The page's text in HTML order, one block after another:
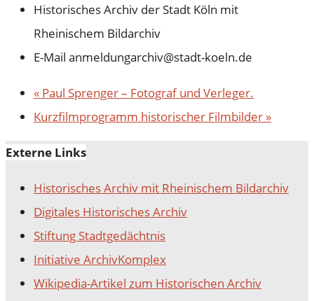
Historisches Archiv der Stadt Köln mit
Rheinischem Bildarchiv
E-Mail anmeldungarchiv@stadt-koeln.de
« Paul Sprenger – Fotograf und Verleger.
Kurzfilmprogramm historischer Filmbilder »
Externe Links
Historisches Archiv mit Rheinischem Bildarchiv
Digitales Historisches Archiv
Stiftung Stadtgedächtnis
Initiative ArchivKomplex
Wikipedia-Artikel zum Historischen Archiv